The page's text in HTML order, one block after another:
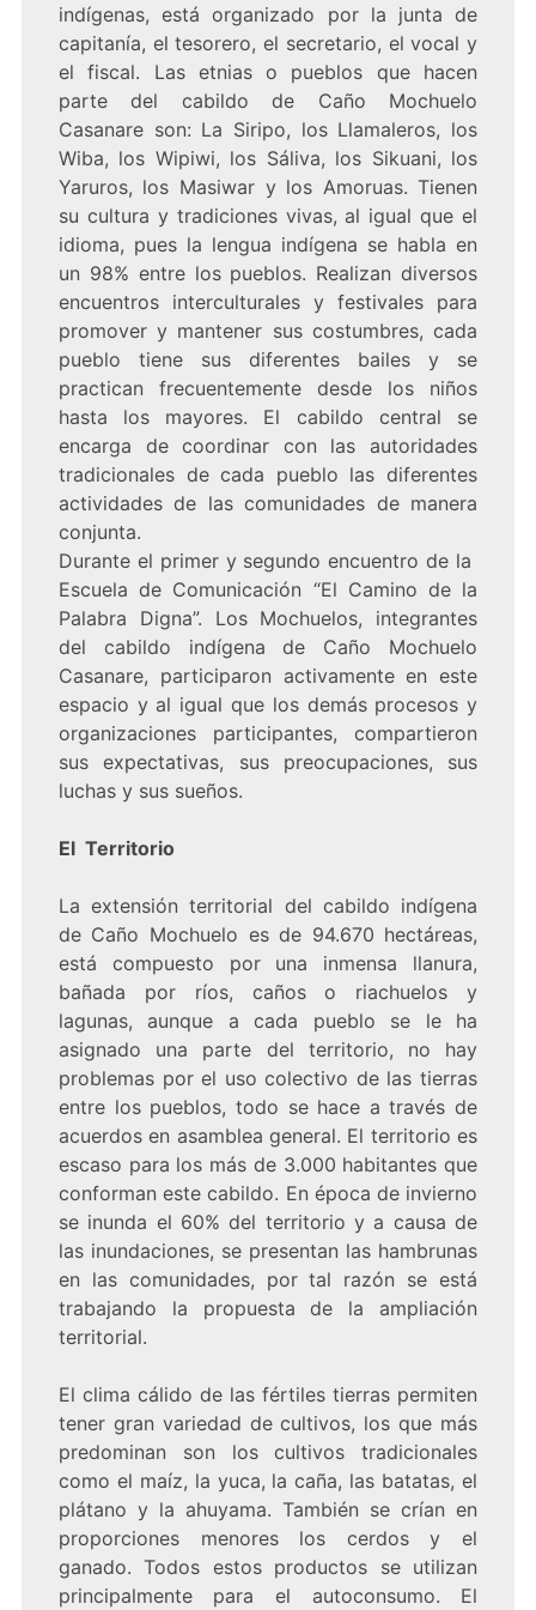
indígenas, está organizado por la junta de
capitanía, el tesorero, el secretario, el vocal y
el fiscal. Las etnias o pueblos que hacen
parte del cabildo de Caño Mochuelo
Casanare son: La Siripo, los Llamaleros, los
Wiba, los Wipiwi, los Sáliva, los Sikuani, los
Yaruros, los Masiwar y los Amoruas. Tienen
su cultura y tradiciones vivas, al igual que el
idioma, pues la lengua indígena se habla en
un 98% entre los pueblos. Realizan diversos
encuentros interculturales y festivales para
promover y mantener sus costumbres, cada
pueblo tiene sus diferentes bailes y se
practican frecuentemente desde los niños
hasta los mayores. El cabildo central se
encarga de coordinar con las autoridades
tradicionales de cada pueblo las diferentes
actividades de las comunidades de manera
conjunta.
Durante el primer y segundo encuentro de la
Escuela de Comunicación “El Camino de la
Palabra Digna”. Los Mochuelos, integrantes
del cabildo indígena de Caño Mochuelo
Casanare, participaron activamente en este
espacio y al igual que los demás procesos y
organizaciones participantes, compartieron
sus expectativas, sus preocupaciones, sus
luchas y sus sueños.
El Territorio
La extensión territorial del cabildo indígena
de Caño Mochuelo es de 94.670 hectáreas,
está compuesto por una inmensa llanura,
bañada por ríos, caños o riachuelos y
lagunas, aunque a cada pueblo se le ha
asignado una parte del territorio, no hay
problemas por el uso colectivo de las tierras
entre los pueblos, todo se hace a través de
acuerdos en asamblea general. El territorio es
escaso para los más de 3.000 habitantes que
conforman este cabildo. En época de invierno
se inunda el 60% del territorio y a causa de
las inundaciones, se presentan las hambrunas
en las comunidades, por tal razón se está
trabajando la propuesta de la ampliación
territorial.
El clima cálido de las fértiles tierras permiten
tener gran variedad de cultivos, los que más
predominan son los cultivos tradicionales
como el maíz, la yuca, la caña, las batatas, el
plátano y la ahuyama. También se crían en
proporciones menores los cerdos y el
ganado. Todos estos productos se utilizan
principalmente para el autoconsumo. El